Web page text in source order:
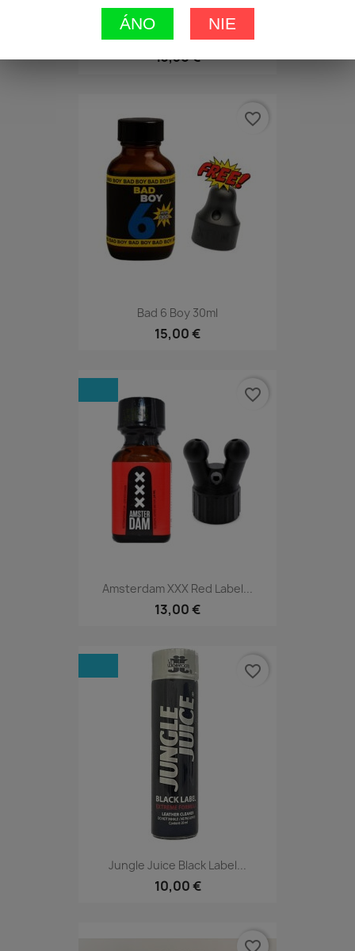
Gold Tiger RRR Strong 25ml
13,50 €
Bad 6 Boy 30ml
15,00 €
favorite_border
Amsterdam XXX Red Label...
13,00 €
favorite_border
Jungle Juice Black Label...
10,00 €
favorite_border
favorite_border
ÁNO NIE